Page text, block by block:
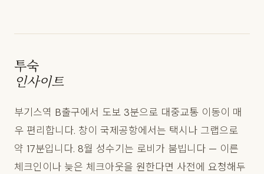
투숙
인사이트
부기스역 B출구에서 도보 3분으로 대중교통 이동이 매
우 편리합니다. 창이 국제공항에서는 택시나 그랩으로
약 17분입니다. 8월 성수기는 로비가 붐빕니다 — 이른
체크인이나 늦은 체크아웃을 원한다면 사전에 요청해두